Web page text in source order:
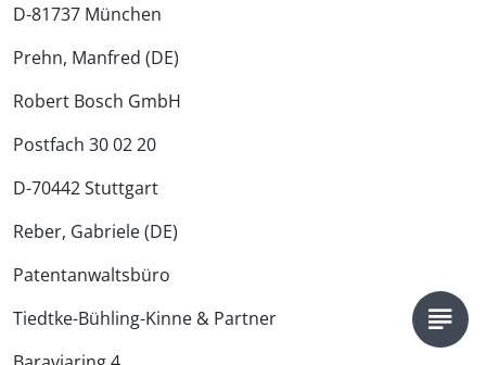
D-81737 München
Prehn, Manfred (DE)
Robert Bosch GmbH
Postfach 30 02 20
D-70442 Stuttgart
Reber, Gabriele (DE)
Patentanwaltsbüro
Tiedtke-Bühling-Kinne & Partner